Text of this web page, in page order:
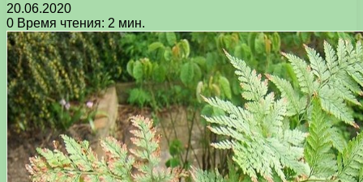
20.06.2020
0 Время чтения: 2 мин.